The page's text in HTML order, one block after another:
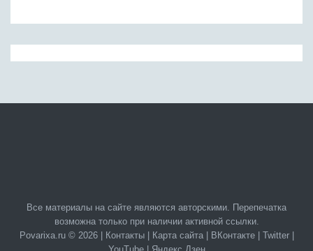
Все материалы на сайте являются авторскими. Перепечатка
возможна только при наличии активной ссылки.
Povarixa.ru © 2026 |
Контакты| Карта сайта| ВКонтакте| Twitter|